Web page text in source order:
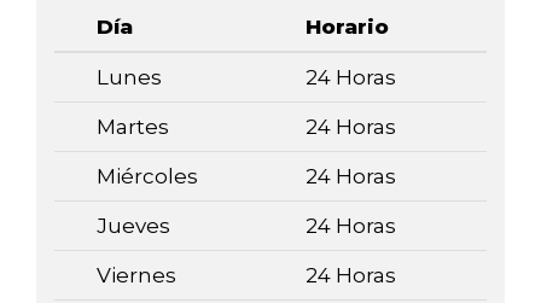
Día Horario
Lunes 24 Horas
Martes 24 Horas
Miércoles 24 Horas
Jueves 24 Horas
Viernes 24 Horas